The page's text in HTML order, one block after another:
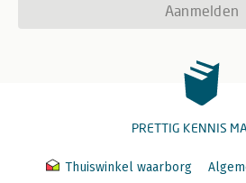
Aanmelden
PRETTIG KENNIS
Thuiswinkel waarborg